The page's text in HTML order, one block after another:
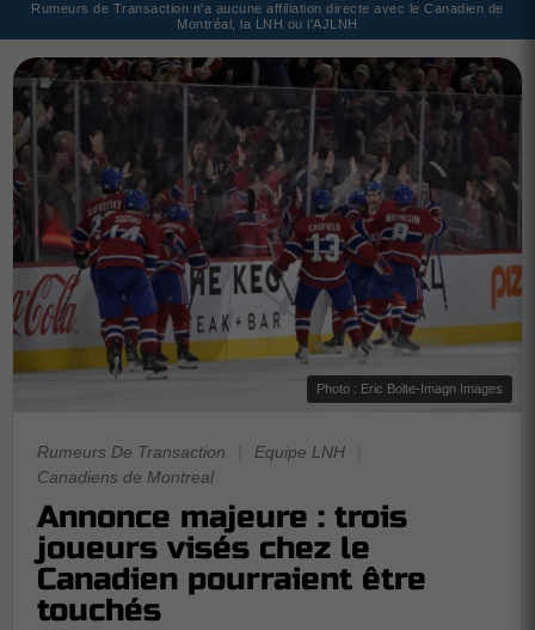
Rumeurs de Transaction n'a aucune affiliation directe avec le Canadien de
Montréal, la LNH ou l'AJLNH
Photo : Eric Bolte-Imagn Images
Rumeurs De Transaction Equipe LNH
Canadiens de Montreal
Annonce majeure : trois
joueurs visés chez le
Canadien pourraient être
touchés